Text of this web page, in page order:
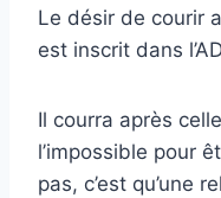
Le désir de courir
est inscrit dans
Il courra après
l’impossible pour
pas, c’est qu’une